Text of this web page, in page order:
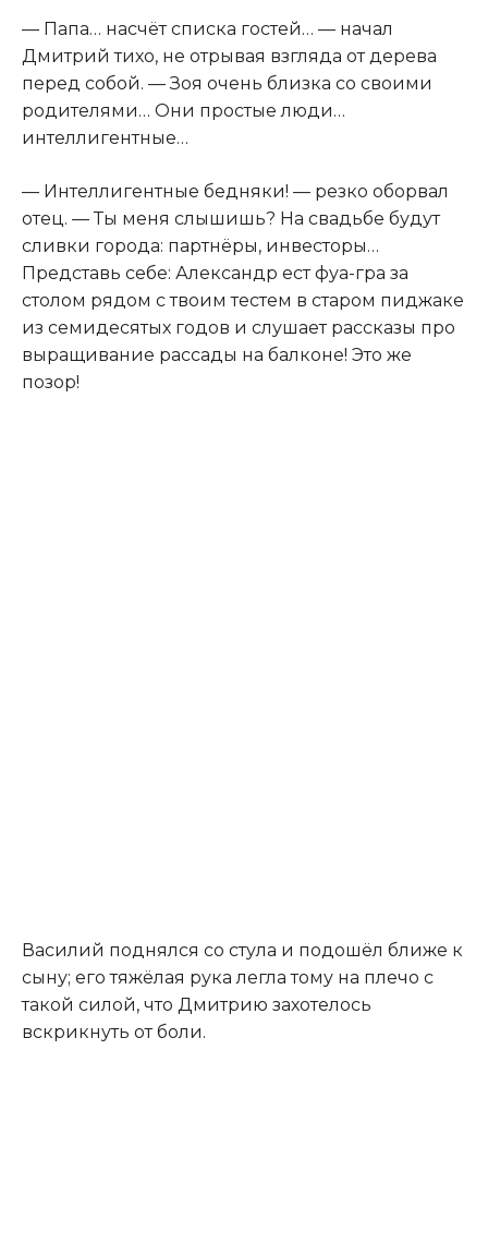
— Папа… насчёт списка гостей… — начал
Дмитрий тихо, не отрывая взгляда от дерева
перед собой. — Зоя очень близка со своими
родителями… Они простые люди…
интеллигентные…
— Интеллигентные бедняки! — резко оборвал
отец. — Ты меня слышишь? На свадьбе будут
сливки города: партнёры, инвесторы…
Представь себе: Александр ест фуа-гра за
столом рядом с твоим тестем в старом пиджаке
из семидесятых годов и слушает рассказы про
выращивание рассады на балконе! Это же
позор!
Василий поднялся со стула и подошёл ближе к
сыну; его тяжёлая рука легла тому на плечо с
такой силой, что Дмитрию захотелось
вскрикнуть от боли.